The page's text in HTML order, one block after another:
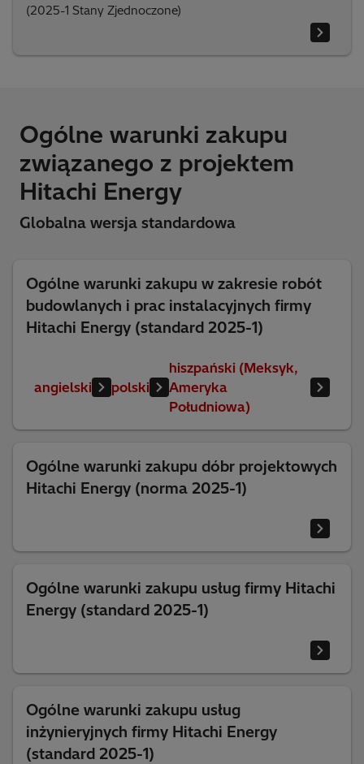
(2025-1 Stany Zjednoczone)
Ogólne warunki zakupu
związanego z projektem
Hitachi Energy
Globalna wersja standardowa
Ogólne warunki zakupu w zakresie robót
budowlanych i prac instalacyjnych firmy
Hitachi Energy (standard 2025-1)
angielski polski
hiszpański (Meksyk,
Ameryka
Południowa)
Ogólne warunki zakupu dóbr projektowych
Hitachi Energy (norma 2025-1)
Ogólne warunki zakupu usług firmy Hitachi
Energy (standard 2025-1)
Ogólne warunki zakupu usług
inżynieryjnych firmy Hitachi Energy
(standard 2025-1)